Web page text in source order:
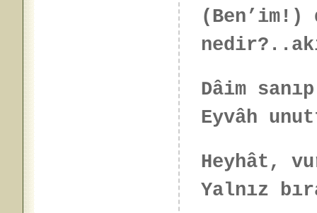
(Ben’im!)
Dâim
Eyvâh
Heyhât,
Yalnız